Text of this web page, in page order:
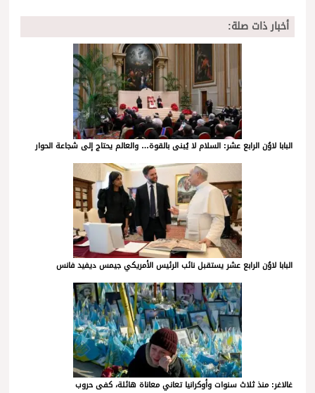
أخبار ذات صلة:
البابا لاوُن الرابع عشر: السلام لا يُبنى بالقوة… والعالم يحتاج إلى شجاعة الحوار
البابا لاوُن الرابع عشر يستقبل نائب الرئيس الأمريكي جيمس ديفيد فانس
غالاغر: منذ ثلاث سنوات وأوكرانيا تعاني معاناة هائلة، كفى حروب